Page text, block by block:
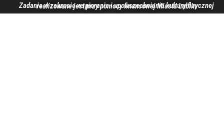
Zadanie w zakresie wspierania i upowszechniania kultury fizycznej realizowane jest przy pomocy finansowej Miasta Lublin